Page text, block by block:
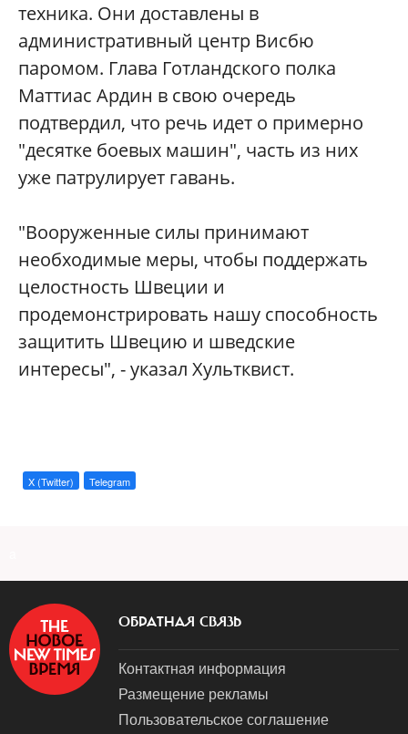
техника. Они доставлены в
административный центр Висбю
паромом. Глава Готландского полка
Маттиас Ардин в свою очередь
подтвердил, что речь идет о примерно
"десятке боевых машин", часть из них
уже патрулирует гавань.
"Вооруженные силы принимают
необходимые меры, чтобы поддержать
целостность Швеции и
продемонстрировать нашу способность
защитить Швецию и шведские
интересы", - указал Хультквист.
X (Twitter) Telegram
ОБРАТНАЯ СВЯЗЬ
Контактная информация
Размещение рекламы
Пользовательское соглашение